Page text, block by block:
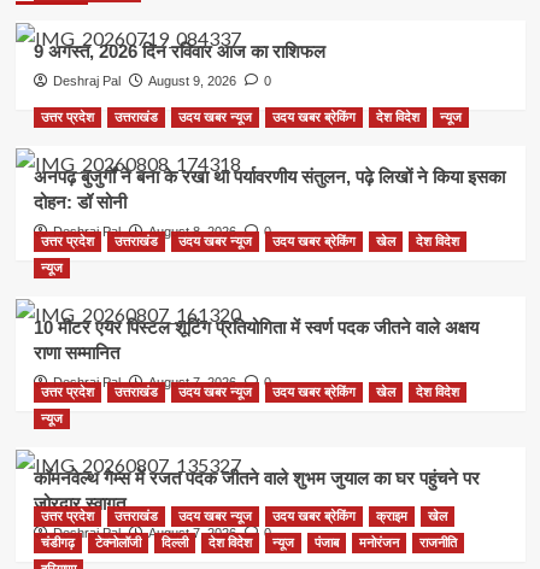
9 अगस्त, 2026 दिन रविवार आज का राशिफल
Deshraj Pal August 9, 2026 0
उत्तर प्रदेश उत्तराखंड उदय खबर न्यूज उदय खबर ब्रेकिंग देश विदेश न्यूज
अनपढ़ बुजुर्गों ने बना के रखा था पर्यावरणीय संतुलन, पढ़े लिखों ने किया इसका
दोहन: डॉ सोनी
Deshraj Pal August 8, 2026 0
उत्तर प्रदेश उत्तराखंड उदय खबर न्यूज उदय खबर ब्रेकिंग खेल
देश विदेश
न्यूज
10 मीटर एयर पिस्टल शूटिंग प्रतियोगिता में स्वर्ण पदक जीतने वाले अक्षय
राणा सम्मानित
Deshraj Pal August 7, 2026 0
उत्तर प्रदेश उत्तराखंड उदय खबर न्यूज उदय खबर ब्रेकिंग खेल
देश विदेश
न्यूज
कॉमनवेल्थ गेम्स में रजत पदक जीतने वाले शुभम जुयाल का घर पहुंचने पर
जोरदार स्वागत
Deshraj Pal August 7, 2026 0
उत्तर प्रदेश उत्तराखंड उदय खबर न्यूज उदय खबर ब्रेकिंग क्राइम
खेल
चंडीगढ़
टेक्नोलॉजी दिल्ली देश विदेश न्यूज पंजाब मनोरंजन
राजनीति